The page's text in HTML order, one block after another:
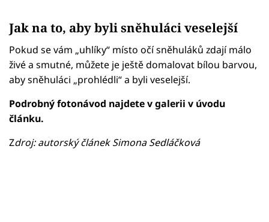
Jak na to, aby byli sněhuláci veselejší
Pokud se vám „uhlíky“ místo očí sněhuláků zdají málo
živé a smutné, můžete je ještě domalovat bílou barvou,
aby sněhuláci „prohlédli“ a byli veselejší.
Podrobný fotonávod najdete v galerii v úvodu
článku.
Zdroj: autorský článek Simona Sedláčková